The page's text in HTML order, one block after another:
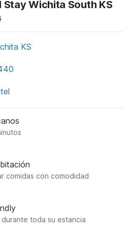
Stay Wichita South KS
KS
comidas con comodidad
toda su estancia